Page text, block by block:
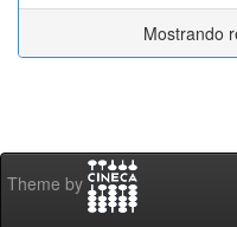
Mostrando
Theme by